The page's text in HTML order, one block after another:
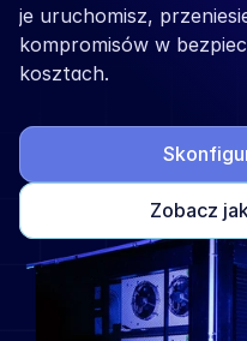
je uruchomisz,
kompromisów w
kosztach.
Zobacz